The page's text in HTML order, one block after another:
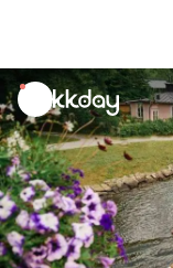
unread
notifications